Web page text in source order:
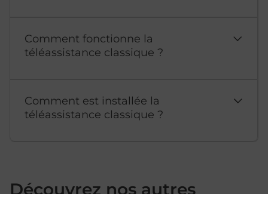
Comment fonctionne la
téléassistance classique ?
Comment est installée la
téléassistance classique ?
Découvrez nos autres